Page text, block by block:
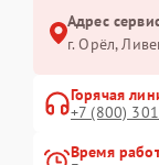
Адрес
г. Орёл,
Горячая
+7 (800)
Время